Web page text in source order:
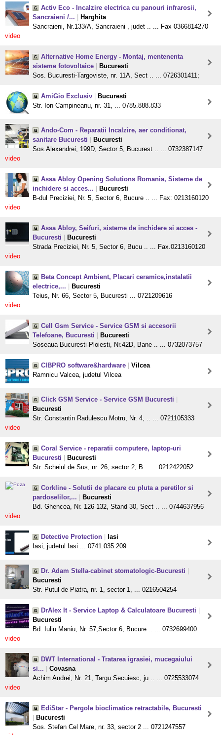
Activ Eco - Incalzire electrica cu panouri infrarosii,
Sancraieni /...
Harghita
Sancraieni, Nr.133/A, Sancraieni , judet .. ... Fax 0366814270
video
Alternative Home Energy - Montaj, mentenenta
sisteme fotovoltaice
Bucuresti
Sos. Bucuresti-Targoviste, nr. 11A, Sect .. ... 0726301411;
AmiGio Exclusiv
Bucuresti
Str. Ion Campineanu, nr. 31, ... 0785.888.833
Ando-Com - Reparatii Incalzire, aer conditionat,
sanitare Bucuresti
Bucuresti
Sos.Alexandrei, 199D, Sector 5, Bucurest .. ... 0732387147
video
Assa Abloy Opening Solutions Romania, Sisteme de
inchidere si acces...
Bucuresti
B-dul Preciziei, Nr. 5, Sector 6, Bucure .. ... Fax: 0213160120
video
Assa Abloy, Seifuri, sisteme de inchidere si acces -
Bucuresti
Bucuresti
Strada Preciziei, Nr. 5, Sector 6, Bucu .. ... Fax.0213160120
video
Beta Concept Ambient, Placari ceramice,instalatii
electrice,...
Bucuresti
Teius, Nr. 66, Sector 5, Bucuresti ... 0721209616
video
Cell Gsm Service - Service GSM si accesorii
Telefoane, Bucuresti
Bucuresti
Soseaua Bucuresti-Ploiesti, Nr.42D, Bane .. ... 0732073757
CIBPRO software&hardware
Vilcea
Ramnicu Valcea, judetul Vilcea
Click GSM Service - Service GSM Bucuresti
Bucuresti
Str. Constantin Radulescu Motru, Nr. 4, .. ... 0721105333
video
Coral Service - reparatii computere, laptop-uri
Bucuresti
Bucuresti
Str. Scheiul de Sus, nr. 26, sector 2, B .. ... 0212422052
Corkline - Solutii de placare cu pluta a peretilor si
pardoselilor,...
Bucuresti
Bd. Ghencea, Nr. 126-132, Stand 30, Sect .. ... 0744637956
video
Detective Protection
Iasi
Iasi, judetul Iasi ... 0741.035.209
Dr. Adam Stella-cabinet stomatologic-Bucuresti
Bucuresti
Str. Putul de Piatra, nr. 1, sector 1, ... 0216504254
DrAlex It - Service Laptop & Calculatoare Bucuresti
Bucuresti
Bd. Iuliu Maniu, Nr. 57,Sector 6, Bucure .. ... 0732699400
video
DWT International - Tratarea igrasiei, mucegaiului
si...
Covasna
Achim Andrei, Nr. 21, Targu Secuiesc, ju .. ... 0725533074
video
EdiStar - Pergole bioclimatice retractabile, Bucuresti
Bucuresti
Sos. Stefan Cel Mare, nr. 33, sector 2 ... 0721247557